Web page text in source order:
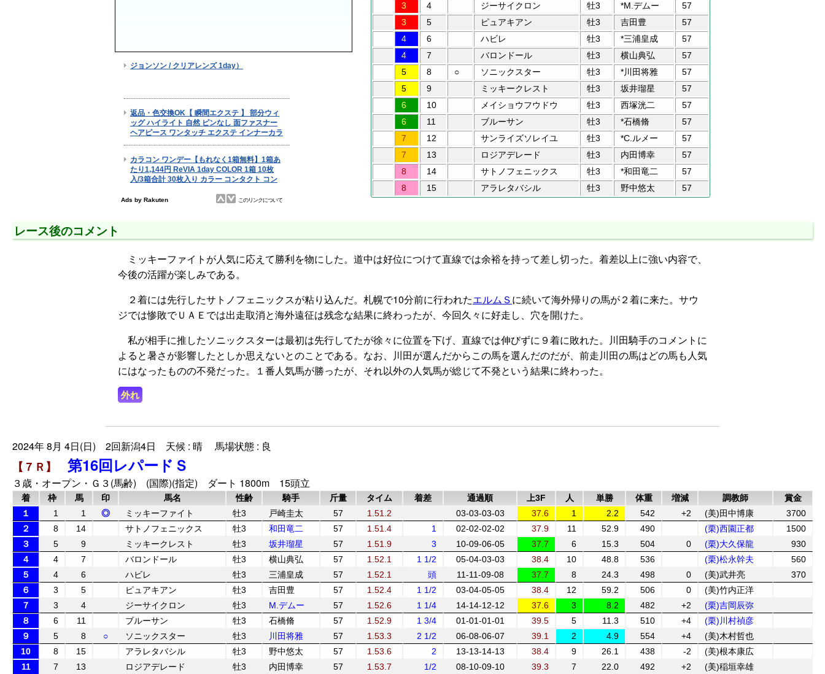
3
4 ジーサイクロン 牡3 *M.デムー
57
3
5 ピュアキアン 牡3 吉田豊
57
4
6 ハビレ 牡3 *三浦皇成
57
4
7 バロンドール 牡3 横山典弘
57
5
8 ○ ソニックスター 牡3 *川田将雅
57
5
9 ミッキークレスト 牡3 坂井瑠星
57
6
10 メイショウフウドウ 牡3 西塚洸二
57
6
11 ブルーサン 牡3 *石橋脩
57
7
12 サンライズソレイユ 牡3 *C.ルメー
57
7
13 ロジアデレード 牡3 内田博幸
57
8
14 サトノフェニックス 牡3 *和田竜二
57
8
15 アラレタバシル 牡3 野中悠太 57
レース後のコメント
ミッキーファイトが人気に応えて勝利を物にした。道中は好位につけて直線では余裕を持って差し切った。着差以上に強い内容で、
今後の活躍が楽しみである。
２着には先行したサトノフェニックスが粘り込んだ。札幌で10分前に行われたエルムＳに続いて海外帰りの馬が２着に来た。サウ
ジでは惨敗でＵＡＥでは出走取消と海外遠征は残念な結果に終わったが、今回久々に好走し、穴を開けた。
私が相手に推したソニックスターは最初は先行してたが徐々に位置を下げ、直線では伸びずに９着に敗れた。川田騎手のコメントに
よると暑さが影響したとしか思えないとのことである。なお、川田が選んだからこの馬を選んだのだが、前走川田の馬はどの馬も人気
にはなったものの不発だった。１番人気馬が勝ったが、それ以外の人気馬が総じて不発という結果に終わった。
外れ
2024年 8月 4日(日) 2回新潟4日 天候 : 晴 馬場状態 : 良
【７Ｒ】 第16回レパードＳ
３歳・オープン・Ｇ３(馬齢) (国際)(指定) ダート 1800m 15頭立
着 枠 馬 印 馬名 性齢 騎手 斤量 タイム 着差 通過順 上3F 人 単勝 体重 増減 調教師
賞金
１
1 1 ◎ ミッキーファイト 牡3 戸崎圭太 57 1.51.2 03-03-03-03 37.6 1 2.2 542 +2 (美)田中博康
3700
２
8 14 サトノフェニックス 牡3 和田竜二 57 1.51.4 1 02-02-02-02 37.9 11 52.9 490 (栗)西園正都
1500
３
5 9 ミッキークレスト 牡3 坂井瑠星 57 1.51.9 3 10-09-06-05 37.7 6 15.3 504 0 (栗)大久保龍
930
４
4 7 バロンドール 牡3 横山典弘 57 1.52.1 1 1/2 05-04-03-03 38.4 10 48.8 536 (栗)松永幹夫
560
５
4 6 ハビレ 牡3 三浦皇成 57 1.52.1 頭 11-11-09-08 37.7 8 24.3 498 0 (美)武井亮
370
６
3 5 ピュアキアン 牡3 吉田豊 57 1.52.4 1 1/2 03-04-05-05 38.4 12 59.2 506 0
(美)竹内正洋
７
3 4 ジーサイクロン 牡3 M.デムー 57 1.52.6 1 1/4 14-14-12-12 37.6 3 8.2 482 +2
(栗)吉岡辰弥
８
6 11 ブルーサン 牡3 石橋脩 57 1.52.9 1 3/4 01-01-01-01 39.5 5 11.3 510 +4
(栗)川村禎彦
９
5 8 ○ ソニックスター 牡3 川田将雅 57 1.53.3 2 1/2 06-08-06-07 39.1 2 4.9 554 +4
(美)木村哲也
10
8 15 アラレタバシル 牡3 野中悠太 57 1.53.6 2 13-13-14-13 38.4 9 26.1 438 -2
(美)根本康広
11
7 13 ロジアデレード 牡3 内田博幸 57 1.53.7 1/2 08-10-09-10 39.3 7 22.0 492 +2 (美)稲垣幸雄